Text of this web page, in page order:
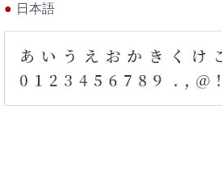
日本語